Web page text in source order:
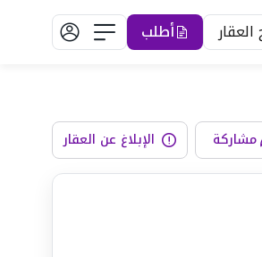
العقار أطلب
مشاركة الإبلاغ عن العقار